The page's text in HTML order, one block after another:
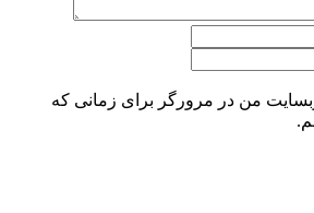
من در مرورگر برای زمانی که